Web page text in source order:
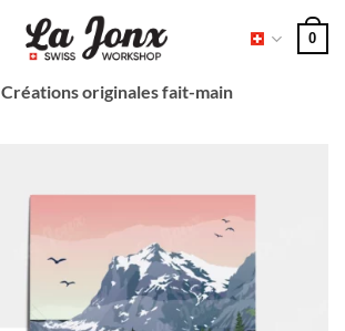
0
Créations originales fait-main